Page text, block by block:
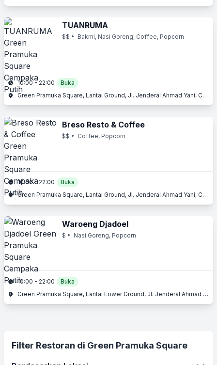
TUANRUMA
$$ • Bakmi, Nasi Goreng, Coffee, Popcorn
10:00 - 22:00
Buka
Green Pramuka Square, Lantai Ground, Jl. Jenderal Ahmad Yani, Cempaka Putih, Jakarta Pusat, Jakarta
Breso Resto & Coffee
$$ • Coffee, Popcorn
10:00 - 22:00
Buka
Green Pramuka Square, Lantai Ground, Jl. Jenderal Ahmad Yani, Cempaka Putih, Jakarta Pusat, Jakarta
Waroeng Djadoel
$ • Nasi Goreng, Popcorn
10:00 - 22:00
Buka
Green Pramuka Square, Lantai Lower Ground, Jl. Jenderal Ahmad Yani, Cempaka Putih, Jakarta Pusat, Jakarta
Filter Restoran di Green Pramuka Square